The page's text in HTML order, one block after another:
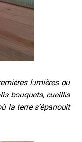
lumières du
bouquets, cueillis
la terre s’épanouit